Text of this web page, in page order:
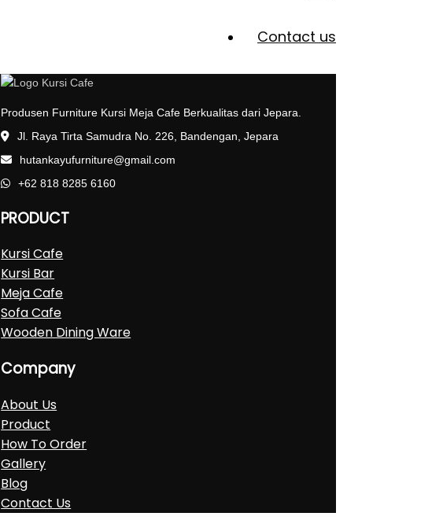
Contact us
Produsen Furniture Kursi Meja Cafe Berkualitas dari Jepara.
Jl. Raya Tirta Samudra No. 226, Bandengan, Jepara
hutankayufurniture@gmail.com
+62 818 8285 6160
PRODUCT
Kursi Cafe
Kursi Bar
Meja Cafe
Sofa Cafe
Wooden Dining Ware
Company
About Us
Product
How To Order
Gallery
Blog
Contact Us